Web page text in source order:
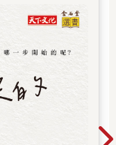
那就是假想式的反墮
蕩而不自愛的女人懶
而人工流產。正如
的權利〉中所寫的：